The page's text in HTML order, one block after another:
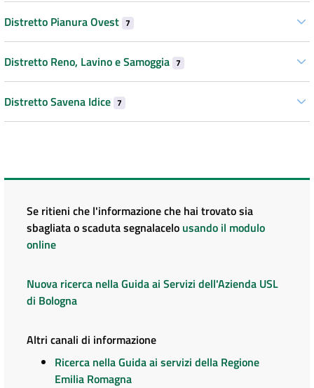
Distretto Pianura Ovest 7
Distretto Reno, Lavino e Samoggia 7
Distretto Savena Idice 7
Se ritieni che l'informazione che hai trovato sia
sbagliata o scaduta segnalacelo usando il modulo
online
Nuova ricerca nella Guida ai Servizi dell'Azienda USL
di Bologna
Altri canali di informazione
Ricerca nella Guida ai servizi della Regione
Emilia Romagna